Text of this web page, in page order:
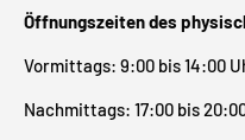
Öffnungszeiten des
Vormittags: 9:00 bis 14:00
Nachmittags: 17:00 bis